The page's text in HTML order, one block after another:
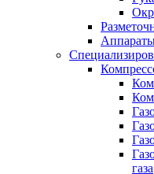
газа